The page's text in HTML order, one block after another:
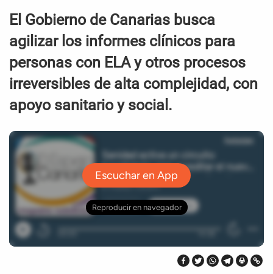
El Gobierno de Canarias busca
agilizar los informes clínicos para
personas con ELA y otros procesos
irreversibles de alta complejidad, con
apoyo sanitario y social.